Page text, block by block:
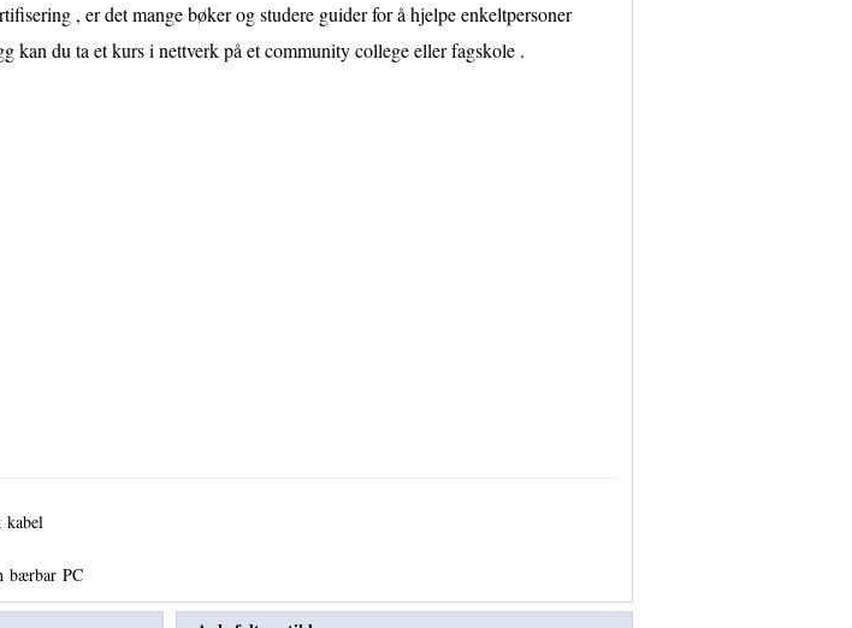
, er det mange bøker og studere guider for å hjelpe enkeltpersoner
kan du ta et kurs i nettverk på et community college eller fagskole .
kabel
bærbar PC